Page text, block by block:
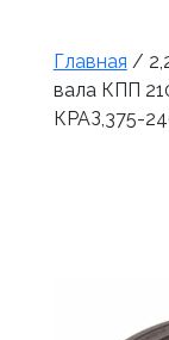
Главная /
вала КПП
КРАЗ,375-